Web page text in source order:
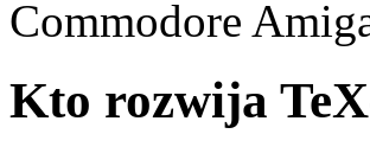
Commodore
Kto rozwija